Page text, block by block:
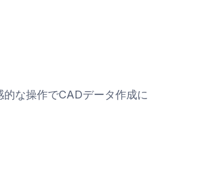
な操作でCADデータ作成に